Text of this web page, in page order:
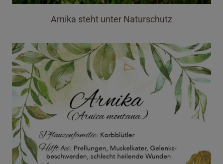
Arnika steht unter Naturschutz